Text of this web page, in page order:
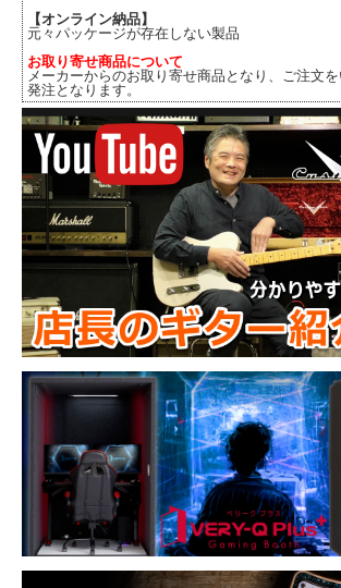
【オンライン納品】
元々パッケージが存在しない製品
お取り寄せ商品について
メーカーからのお取り寄せ商品となり、ご注文
発注となります。